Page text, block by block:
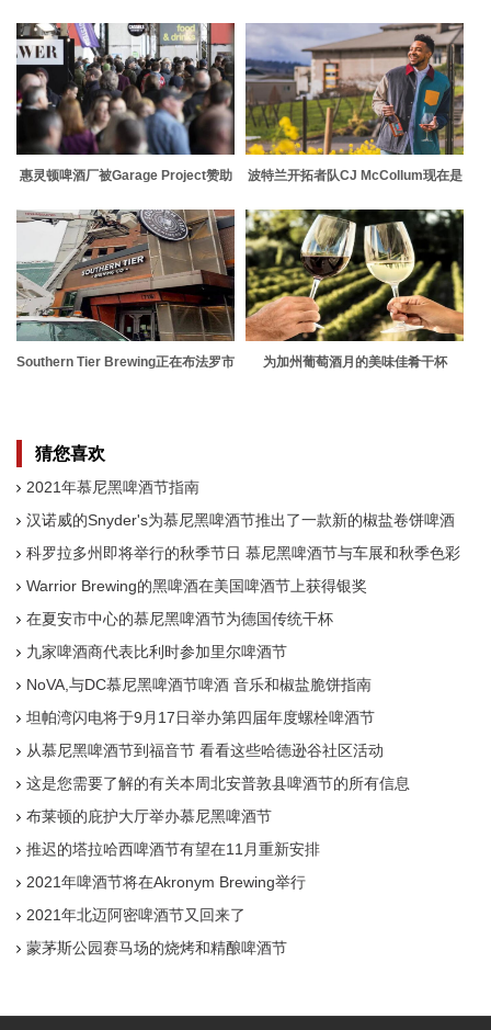
文斯伯勒
惠灵顿啤酒厂被Garage Project赞助
波特兰开拓者队CJ McCollum现在是
Southern Tier Brewing正在布法罗市
为加州葡萄酒月的美味佳肴干杯
猜您喜欢
2021年慕尼黑啤酒节指南
汉诺威的Snyder's为慕尼黑啤酒节推出了一款新的椒盐卷饼啤酒
科罗拉多州即将举行的秋季节日 慕尼黑啤酒节与车展和秋季色彩
Warrior Brewing的黑啤酒在美国啤酒节上获得银奖
在夏安市中心的慕尼黑啤酒节为德国传统干杯
九家啤酒商代表比利时参加里尔啤酒节
NoVA,与DC慕尼黑啤酒节啤酒 音乐和椒盐脆饼指南
坦帕湾闪电将于9月17日举办第四届年度螺栓啤酒节
从慕尼黑啤酒节到福音节 看看这些哈德逊谷社区活动
这是您需要了解的有关本周北安普敦县啤酒节的所有信息
布莱顿的庇护大厅举办慕尼黑啤酒节
推迟的塔拉哈西啤酒节有望在11月重新安排
2021年啤酒节将在Akronym Brewing举行
2021年北迈阿密啤酒节又回来了
蒙茅斯公园赛马场的烧烤和精酿啤酒节